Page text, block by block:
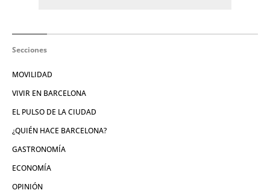
Secciones
MOVILIDAD
VIVIR EN BARCELONA
EL PULSO DE LA CIUDAD
¿QUIÉN HACE BARCELONA?
GASTRONOMÍA
ECONOMÍA
OPINIÓN